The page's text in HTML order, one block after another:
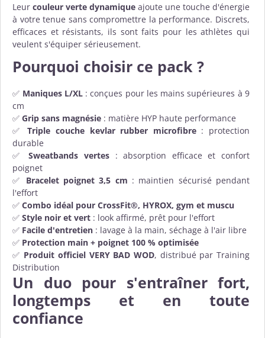
Leur couleur verte dynamique ajoute une touche d'énergie
à votre tenue sans compromettre la performance. Discrets,
efficaces et résistants, ils sont faits pour les athlètes qui
veulent s'équiper sérieusement.
Pourquoi choisir ce pack ?
✅ Maniques L/XL: conçues pour les mains supérieures à 9
cm
✅ Grip sans magnésie : matière HYP haute performance
✅Triple couche kevlar rubber microfibre: protection
durable
✅Sweatbands vertes: absorption efficace et confort
poignet
✅ Bracelet poignet 3,5 cm : maintien sécurisé pendant
l'effort
✅ Combo idéal pour CrossFit®, HYROX, gym et muscu
✅ Style noir et vert : look affirmé, prêt pour l'effort
✅ Facile d'entretien : lavage à la main, séchage à l'air libre
✅ Protection main + poignet 100 % optimisée
✅ Produit officiel VERY BAD WOD, distribué par Training
Distribution
Un duo pour s'entraîner fort,
longtemps et en toute
confiance